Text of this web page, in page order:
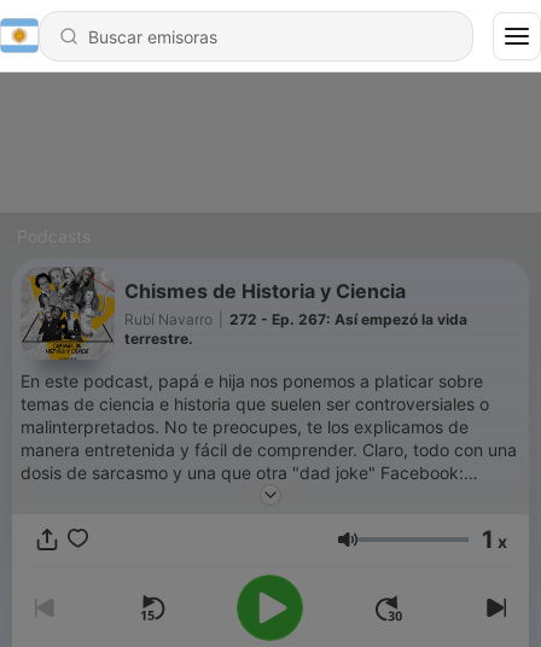
Chismes de Historia y Ciencia
Rubí Navarro
272 - Ep. 267: Así empezó la vida
terrestre.
En este podcast, papá e hija nos ponemos a platicar sobre
temas de ciencia e historia que suelen ser controversiales o
malinterpretados. No te preocupes, te los explicamos de
manera entretenida y fácil de comprender. Claro, todo con una
dosis de sarcasmo y una que otra "dad joke" Facebook:
https://www.facebook.com/chismesdehistoriayciencia/
https://www.instagram.com/chismesdehistoriayciencia/
Volumen 1 x